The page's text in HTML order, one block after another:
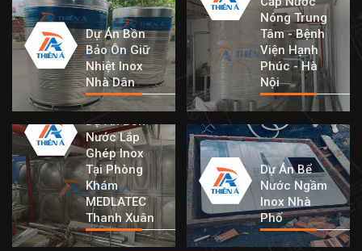
Dự Án Bồn
Bảo Ôn Giữ
Nhiệt Inox
Nhà Dân
Nóng Trung
Tâm - Bệnh
Viện Hạnh
Phúc - Hà
Nội
Dự Án Bồn
Nước Lắp
Ghép Inox
Tại Phòng
Khám
MEDLATEC
Thanh Xuân
Dự Án Bể
Nước Ngầm
Inox Nhà
Phố